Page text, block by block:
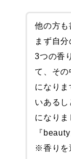
他の方も
まず自
3つの香
て、そ
になり
いある
になり
『
※香りを